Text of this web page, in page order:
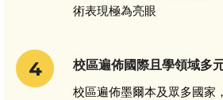
術表現極為亮眼
校區遍佈國際且學領域多
校區遍佈墨爾本及眾多國家